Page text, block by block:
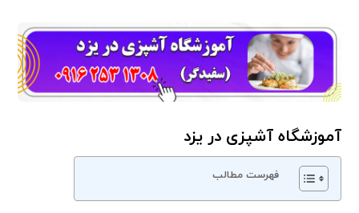
آموزشگاه آشپزی در یزد
فهرست مطالب